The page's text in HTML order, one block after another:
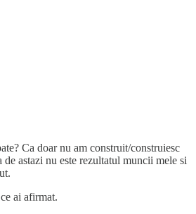
Ca doar nu am construit/construiesc
astazi nu este rezultatul muncii mele si
ai afirmat.